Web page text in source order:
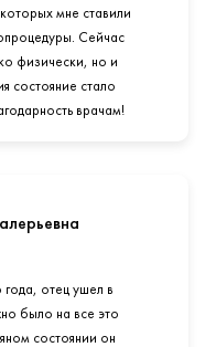
мне ставили
Сейчас
физически, но и
состояние стало
врачам!
отец ушел в
было на все это
состоянии он